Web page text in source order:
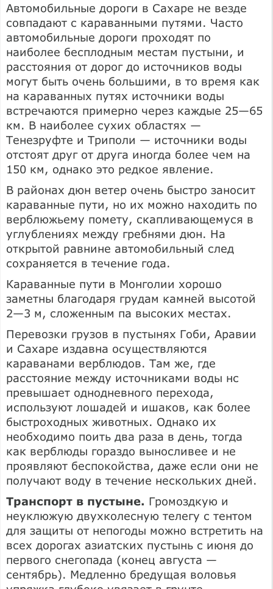
Автомобильные дороги в Сахаре не везде
совпадают с караванными путями. Часто
автомобильные дороги проходят по
наиболее бесплодным местам пустыни, и
расстояния от дорог до источников воды
могут быть очень большими, в то время как
на караванных путях источники воды
встречаются примерно через каждые 25—65
км. В наиболее сухих областях —
Тенезруфте и Триполи — источники воды
отстоят друг от друга иногда более чем на
150 км, однако это редкое явление.
В районах дюн ветер очень быстро заносит
караванные пути, но их можно находить по
верблюжьему помету, скапливающемуся в
углублениях между гребнями дюн. На
открытой равнине автомобильный след
сохраняется в течение года.
Караванные пути в Монголии хорошо
заметны благодаря грудам камней высотой
2—3 м, сложенным па высоких местах.
Перевозки грузов в пустынях Гоби, Аравии
и Сахаре издавна осуществляются
караванами верблюдов. Там же, где
расстояние между источниками воды нс
превышает однодневного перехода,
используют лошадей и ишаков, как более
быстроходных животных. Однако их
необходимо поить два раза в день, тогда
как верблюды гораздо выносливее и не
проявляют беспокойства, даже если они не
получают воду в течение нескольких дней.
Транспорт в пустыне. Громоздкую и
неуклюжую двухколесную телегу с тентом
для защиты от непогоды можно встретить на
всех дорогах азиатских пустынь с июня до
первого снегопада (конец августа —
сентябрь). Медленно бредущая воловья